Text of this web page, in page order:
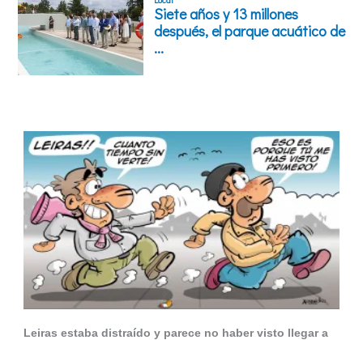
Leiras estaba distraído y parece no haber visto llegar a